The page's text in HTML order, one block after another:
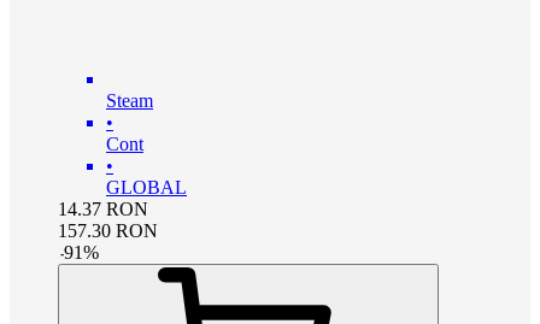
Steam
•
Cont
•
GLOBAL
14.37 RON
157.30 RON
-91%